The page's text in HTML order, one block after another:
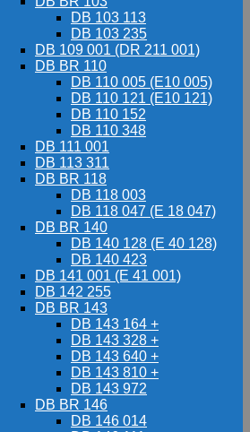
DB 103 113
DB 103 235
DB 109 001 (DR 211 001)
DB BR 110
DB 110 005 (E10 005)
DB 110 121 (E10 121)
DB 110 152
DB 110 348
DB 111 001
DB 113 311
DB BR 118
DB 118 003
DB 118 047 (E 18 047)
DB BR 140
DB 140 128 (E 40 128)
DB 140 423
DB 141 001 (E 41 001)
DB 142 255
DB BR 143
DB 143 164 +
DB 143 328 +
DB 143 640 +
DB 143 810 +
DB 143 972
DB BR 146
DB 146 014